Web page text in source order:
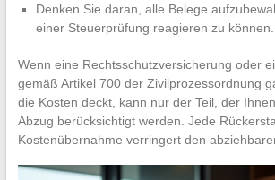
Denken Sie daran, alle Belege
einer Steuerprüfung reagieren zu können.
Wenn eine Rechtsschutzversicherung oder
gemäß Artikel 700 der Zivilprozessordnung
die Kosten deckt, kann nur der Teil, der
Abzug berücksichtigt werden. Jede
Kostenübernahme verringert den